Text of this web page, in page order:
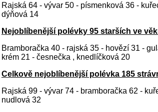
Rajská 64 - vývar 50 - písmenková 36 -
dýňová 14
Nejoblíbenější polévky 95 starších ve
Bramboračka 40 - rajská 35 - hovězí 31 -
krém 21 - česnečka , knedlíčková 20
Celkově nejoblíbenější polévka 185
Rajská 99 - vývar 74 - bramboračka 62 -
nudlová 32